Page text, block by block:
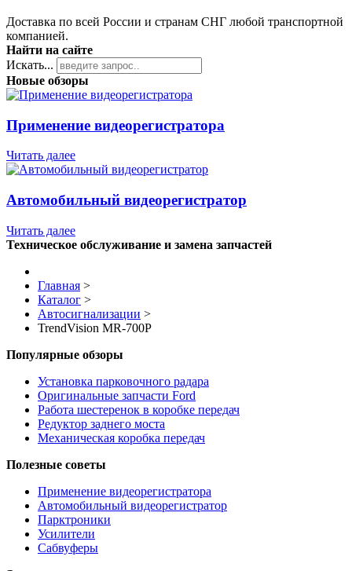
Доставка по всей России и странам СНГ любой транспортной
компанией.
Найти на сайте
Искать...
Новые обзоры
Применение видеорегистратора
Читать далее
Автомобильный видеорегистратор
Читать далее
Техническое обслуживание и замена запчастей
Главная >
Каталог >
Автосигнализации >
TrendVision MR-700P
Популярные обзоры
Установка парковочного радара
Оригинальные запчасти Ford
Работа шестеренок в коробке передач
Редуктор заднего моста
Механическая коробка передач
Полезные советы
Применение видеорегистратора
Автомобильный видеорегистратор
Парктроники
Усилители
Cабвуферы